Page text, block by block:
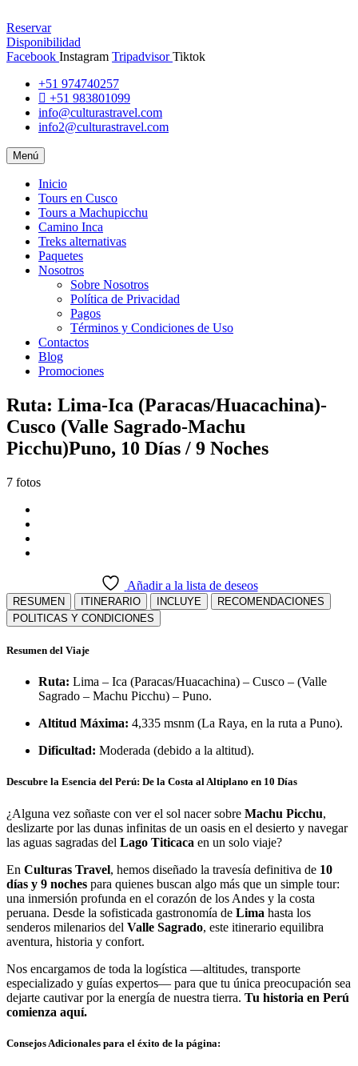
Reservar
Disponibilidad
Facebook Instagram Tripadvisor Tiktok
+51 974740257
+51 983801099
info@culturastravel.com
info2@culturastravel.com
Menú
Inicio
Tours en Cusco
Tours a Machupicchu
Camino Inca
Treks alternativas
Paquetes
Nosotros
Sobre Nosotros
Política de Privacidad
Pagos
Términos y Condiciones de Uso
Contactos
Blog
Promociones
Ruta: Lima-Ica (Paracas/Huacachina)-
Cusco (Valle Sagrado-Machu
Picchu)Puno, 10 Días / 9 Noches
7 fotos
Añadir a la lista de deseos
RESUMEN ITINERARIO INCLUYE
RECOMENDACIONES
POLITICAS Y CONDICIONES
Resumen del Viaje
Ruta: Lima – Ica (Paracas/Huacachina) – Cusco – (Valle
Sagrado – Machu Picchu) – Puno.
Altitud Máxima: 4,335 msnm (La Raya, en la ruta a Puno).
Dificultad: Moderada (debido a la altitud).
Descubre la Esencia del Perú: De la Costa al Altiplano en 10 Días
¿Alguna vez soñaste con ver el sol nacer sobre Machu Picchu,
deslizarte por las dunas infinitas de un oasis en el desierto y navegar
las aguas sagradas del Lago Titicaca en un solo viaje?
En Culturas Travel, hemos diseñado la travesía definitiva de 10
días y 9 noches para quienes buscan algo más que un simple tour:
una inmersión profunda en el corazón de los Andes y la costa
peruana. Desde la sofisticada gastronomía de Lima hasta los
senderos milenarios del Valle Sagrado, este itinerario equilibra
aventura, historia y confort.
Nos encargamos de toda la logística —altitudes, transporte
especializado y guías expertos— para que tu única preocupación sea
dejarte cautivar por la energía de nuestra tierra. Tu historia en Perú
comienza aquí.
Consejos Adicionales para el éxito de la página: